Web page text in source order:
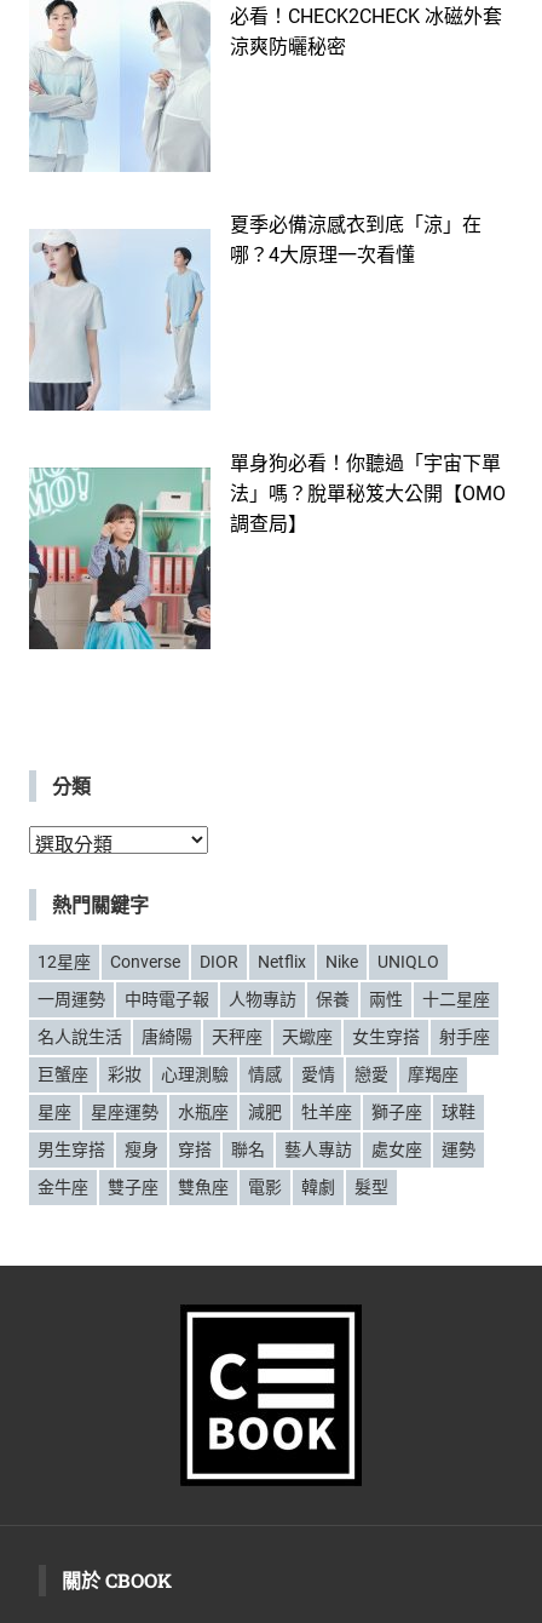
必看！CHECK2CHECK 冰磁外套
涼爽防曬秘密
夏季必備涼感衣到底「涼」在
哪？4大原理一次看懂
單身狗必看！你聽過「宇宙下單
法」嗎？脫單秘笈大公開【OMO
調查局】
分類
分
熱門關鍵字
12星座 Converse DIOR Netflix Nike
UNIQLO
一周運勢
中時電子報 人物專訪 保養 兩性
十二星座
名人說生活
唐綺陽 天秤座 天蠍座 女生穿搭
射手座
巨蟹座
彩妝 心理測驗 情感 愛情 戀愛
摩羯座
星座
星座運勢 水瓶座 減肥 牡羊座 獅子座
球鞋
男生穿搭
瘦身 穿搭 聯名 藝人專訪 處女座
運勢
金牛座
雙子座 雙魚座 電影 韓劇 髮型
關於 CBOOK